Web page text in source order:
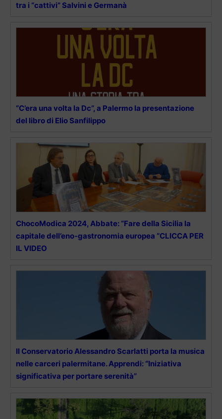
tra i “cattivi” Salvini e Germanà
“C’era una volta la Dc”, a Palermo la presentazione
del libro di Elio Sanfilippo
ChocoModica 2024, Abbate: “Fare della Sicilia la
capitale dell’eno-gastronomia europea “CLICCA PER
IL VIDEO
Il Conservatorio Alessandro Scarlatti porta la musica
nelle carceri palermitane. Apprendi: “Iniziativa
significativa per portare serenità”